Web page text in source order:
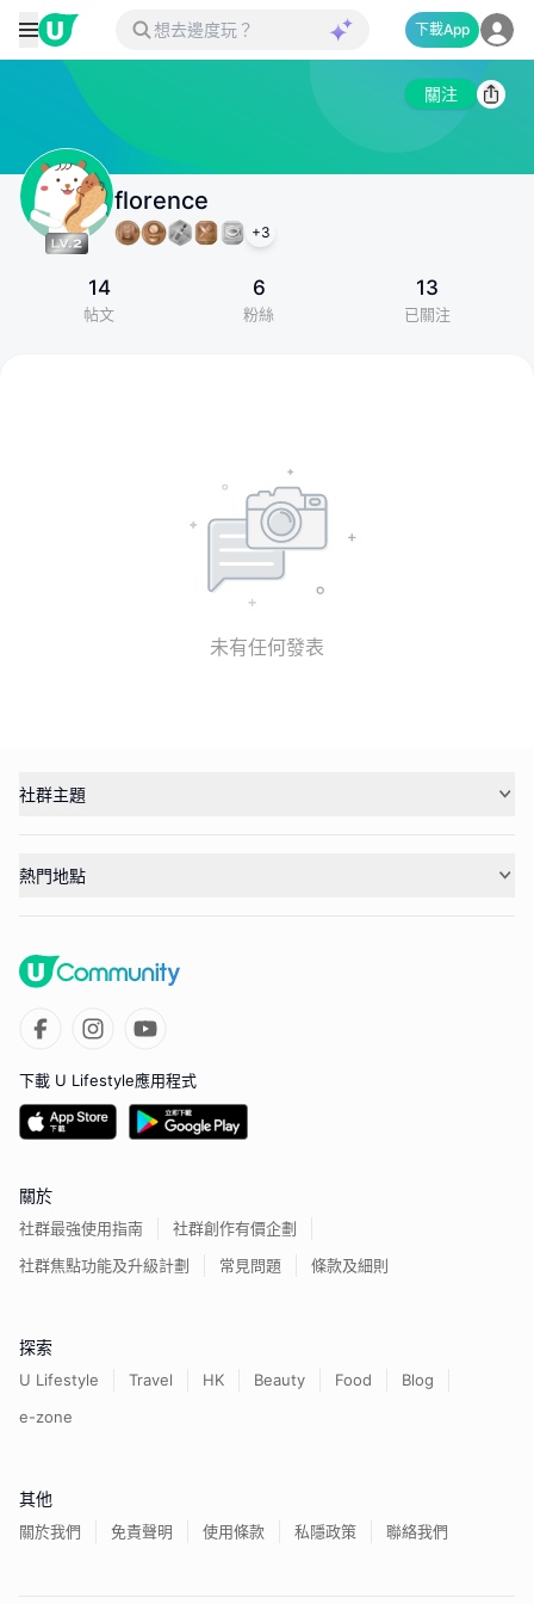
下載App
關注
florence
+3
14
帖文
6
粉絲
13
已關注
未有任何發表
社群主題
熱門地點
下載 U Lifestyle應用程式
關於
社群最強使用指南
社群創作有價企劃
社群焦點功能及升級計劃
常見問題 條款及細則
探索
U Lifestyle Travel HK Beauty Food
Blog
e-zone
其他
關於我們 免責聲明 使用條款 私隱政策 聯絡我們